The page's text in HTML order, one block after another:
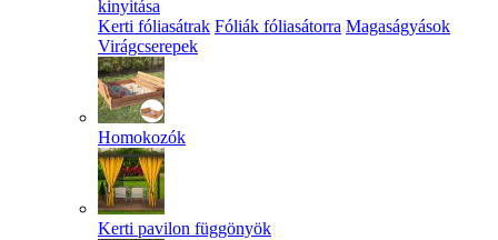
kinyitása
Kerti fóliasátrak Fóliák fóliasátorra Magaságyások
Virágcserepek
Homokozók
Kerti pavilon függönyök